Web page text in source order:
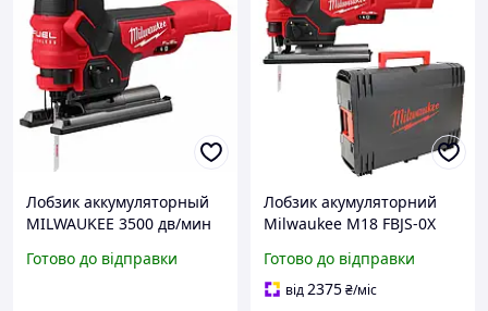
Лобзик аккумуляторный
MILWAUKEE 3500 дв/мин
Готово до відправки
Лобзик акумуляторний
Milwaukee M18 FBJS-0X
Готово до відправки
від2375₴/міс